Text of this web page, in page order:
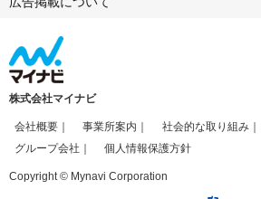
株式会社マイナビ
会社概要 事業所案内 社会的な取り組み
グループ会社
個人情報保護方針
Copyright © Mynavi Corporation